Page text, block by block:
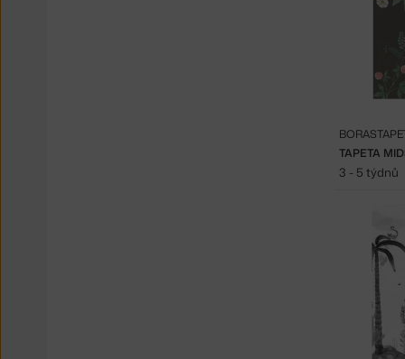
TAPETA
3 - 5 týdnů